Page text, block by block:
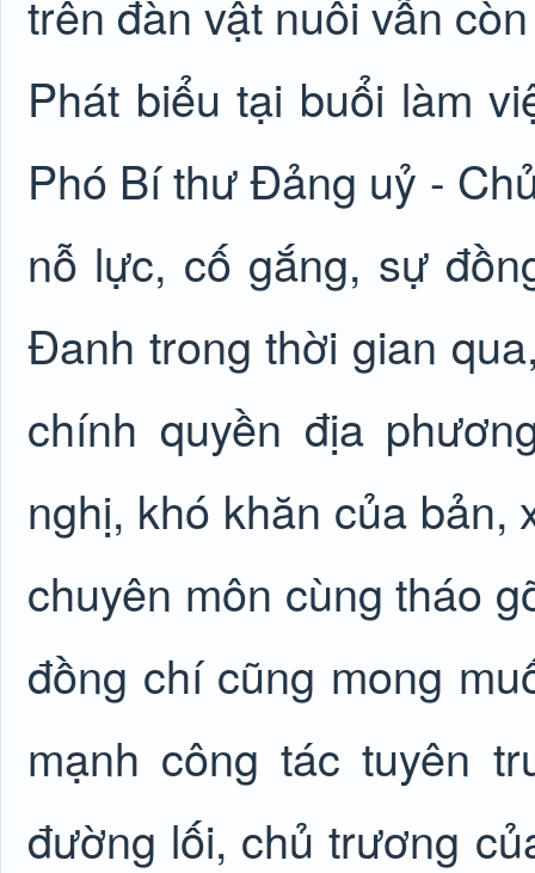
trên đàn vật nuôi vẫn
Phát biểu tại buổi làm
Phó Bí thư Đảng uỷ -
nỗ lực, cố gắng, sự
Đanh trong thời gian
chính quyền địa
nghị, khó khăn của bản,
chuyên môn cùng tháo
đồng chí cũng mong
mạnh công tác tuyên
đường lối, chủ trương